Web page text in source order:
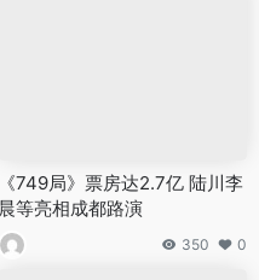
《749局》票房达2.7亿 陆川李
晨等亮相成都路演
350 0